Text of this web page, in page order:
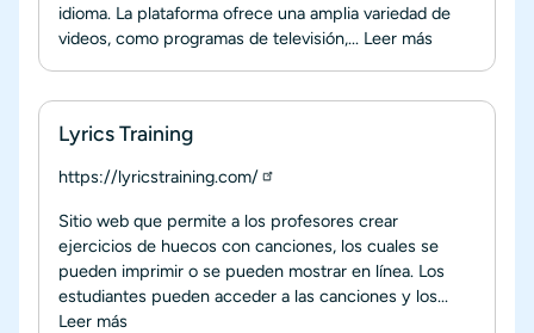
idioma. La plataforma ofrece una amplia variedad de
videos, como programas de televisión,... Leer más
Lyrics Training
https://lyricstraining.com/
Sitio web que permite a los profesores crear
ejercicios de huecos con canciones, los cuales se
pueden imprimir o se pueden mostrar en línea. Los
estudiantes pueden acceder a las canciones y los...
Leer más